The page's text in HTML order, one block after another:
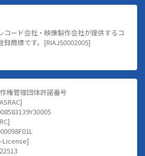
コード会社・映像製作会社が提供するコ
録商標です。[RIAJ50002005]
権管理団体許諾番号
License]